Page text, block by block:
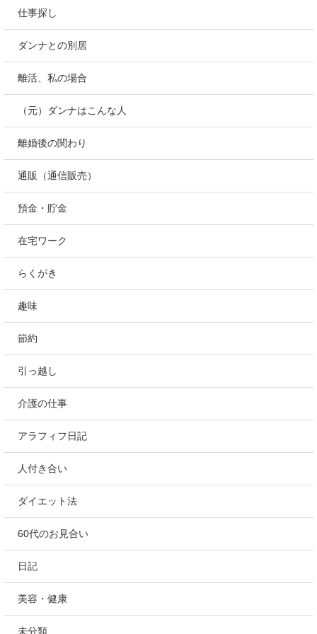
仕事探し
ダンナとの別居
離活、私の場合
（元）ダンナはこんな人
離婚後の関わり
通販（通信販売）
預金・貯金
在宅ワーク
らくがき
趣味
節約
引っ越し
介護の仕事
アラフィフ日記
人付き合い
ダイエット法
60代のお見合い
日記
美容・健康
未分類